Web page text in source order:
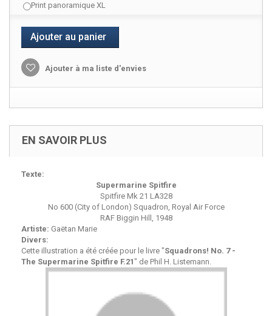
Print panoramique XL
Ajouter au panier
Ajouter à ma liste d'envies
EN SAVOIR PLUS
Texte:
Supermarine Spitfire
Spitfire Mk 21 LA328
No 600 (City of London) Squadron, Royal Air Force
RAF Biggin Hill, 1948
Artiste: Gaëtan Marie
Divers:
Cette illustration a été créée pour le livre "Squadrons! No. 7 -
The Supermarine Spitfire F.21" de Phil H. Listemann.